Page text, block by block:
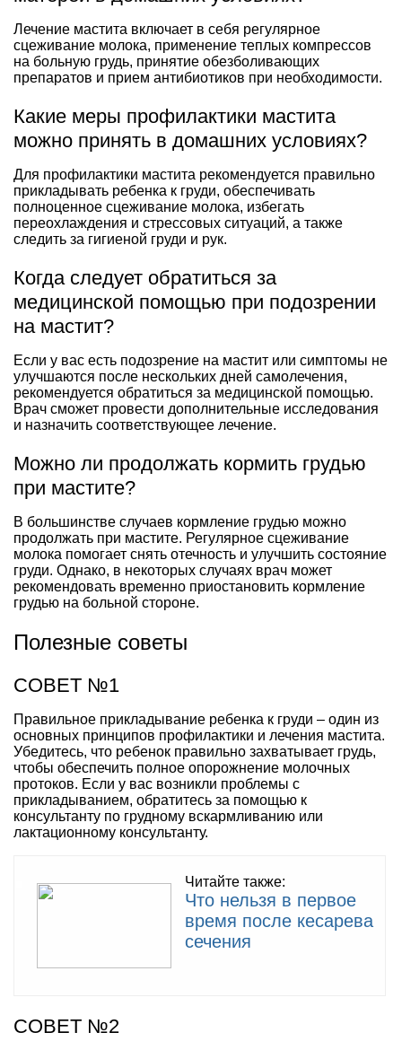
Лечение мастита включает в себя регулярное
сцеживание молока, применение теплых компрессов
на больную грудь, принятие обезболивающих
препаратов и прием антибиотиков при необходимости.
Какие меры профилактики мастита
можно принять в домашних условиях?
Для профилактики мастита рекомендуется правильно
прикладывать ребенка к груди, обеспечивать
полноценное сцеживание молока, избегать
переохлаждения и стрессовых ситуаций, а также
следить за гигиеной груди и рук.
Когда следует обратиться за
медицинской помощью при подозрении
на мастит?
Если у вас есть подозрение на мастит или симптомы не
улучшаются после нескольких дней самолечения,
рекомендуется обратиться за медицинской помощью.
Врач сможет провести дополнительные исследования
и назначить соответствующее лечение.
Можно ли продолжать кормить грудью
при мастите?
В большинстве случаев кормление грудью можно
продолжать при мастите. Регулярное сцеживание
молока помогает снять отечность и улучшить состояние
груди. Однако, в некоторых случаях врач может
рекомендовать временно приостановить кормление
грудью на больной стороне.
Полезные советы
СОВЕТ №1
Правильное прикладывание ребенка к груди – один из
основных принципов профилактики и лечения мастита.
Убедитесь, что ребенок правильно захватывает грудь,
чтобы обеспечить полное опорожнение молочных
протоков. Если у вас возникли проблемы с
прикладыванием, обратитесь за помощью к
консультанту по грудному вскармливанию или
лактационному консультанту.
Читайте также:
Что нельзя в первое
время после кесарева
сечения
СОВЕТ №2